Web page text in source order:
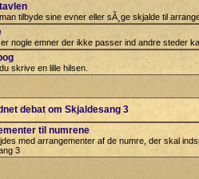
tilbyde sine evner eller sÃ¸ge skjalde til
nogle emner der ikke passer ind andre steder
skrive en lille hilsen.
debat om Skjaldesang 3
til numrene
med arrangementer af de numre, der skal
3